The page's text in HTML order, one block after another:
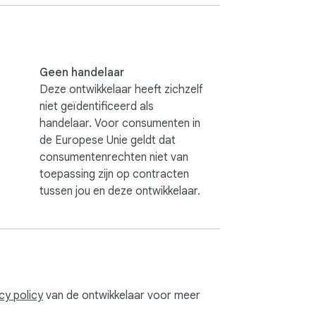
background colors, tailor the reading
of the world effortlessly, breaking
content into tangible keepsakes,
dyslexia-friendly fonts, Readline
afleidingsvrije ervaring.
Geen handelaar
Deze ontwikkelaar heeft zichzelf
niet geïdentificeerd als
handelaar. Voor consumenten in
de Europese Unie geldt dat
consumentenrechten niet van
toepassing zijn op contracten
tussen jou en deze ontwikkelaar.
policyvan de ontwikkelaar voor meer